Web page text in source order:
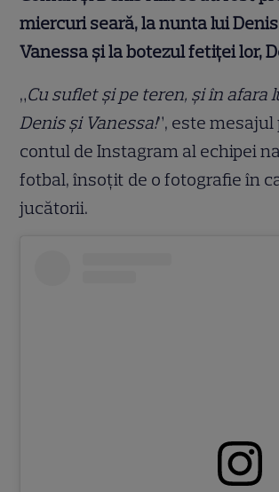
miercuri seară, la nunta lui
Vanessa şi la botezul fetiţei lor,
„Cu suflet şi pe teren, şi în afara
Denis şi Vanessa!”, este
contul de Instagram al echipei
fotbal, însoţit de o fotografie în
jucătorii.